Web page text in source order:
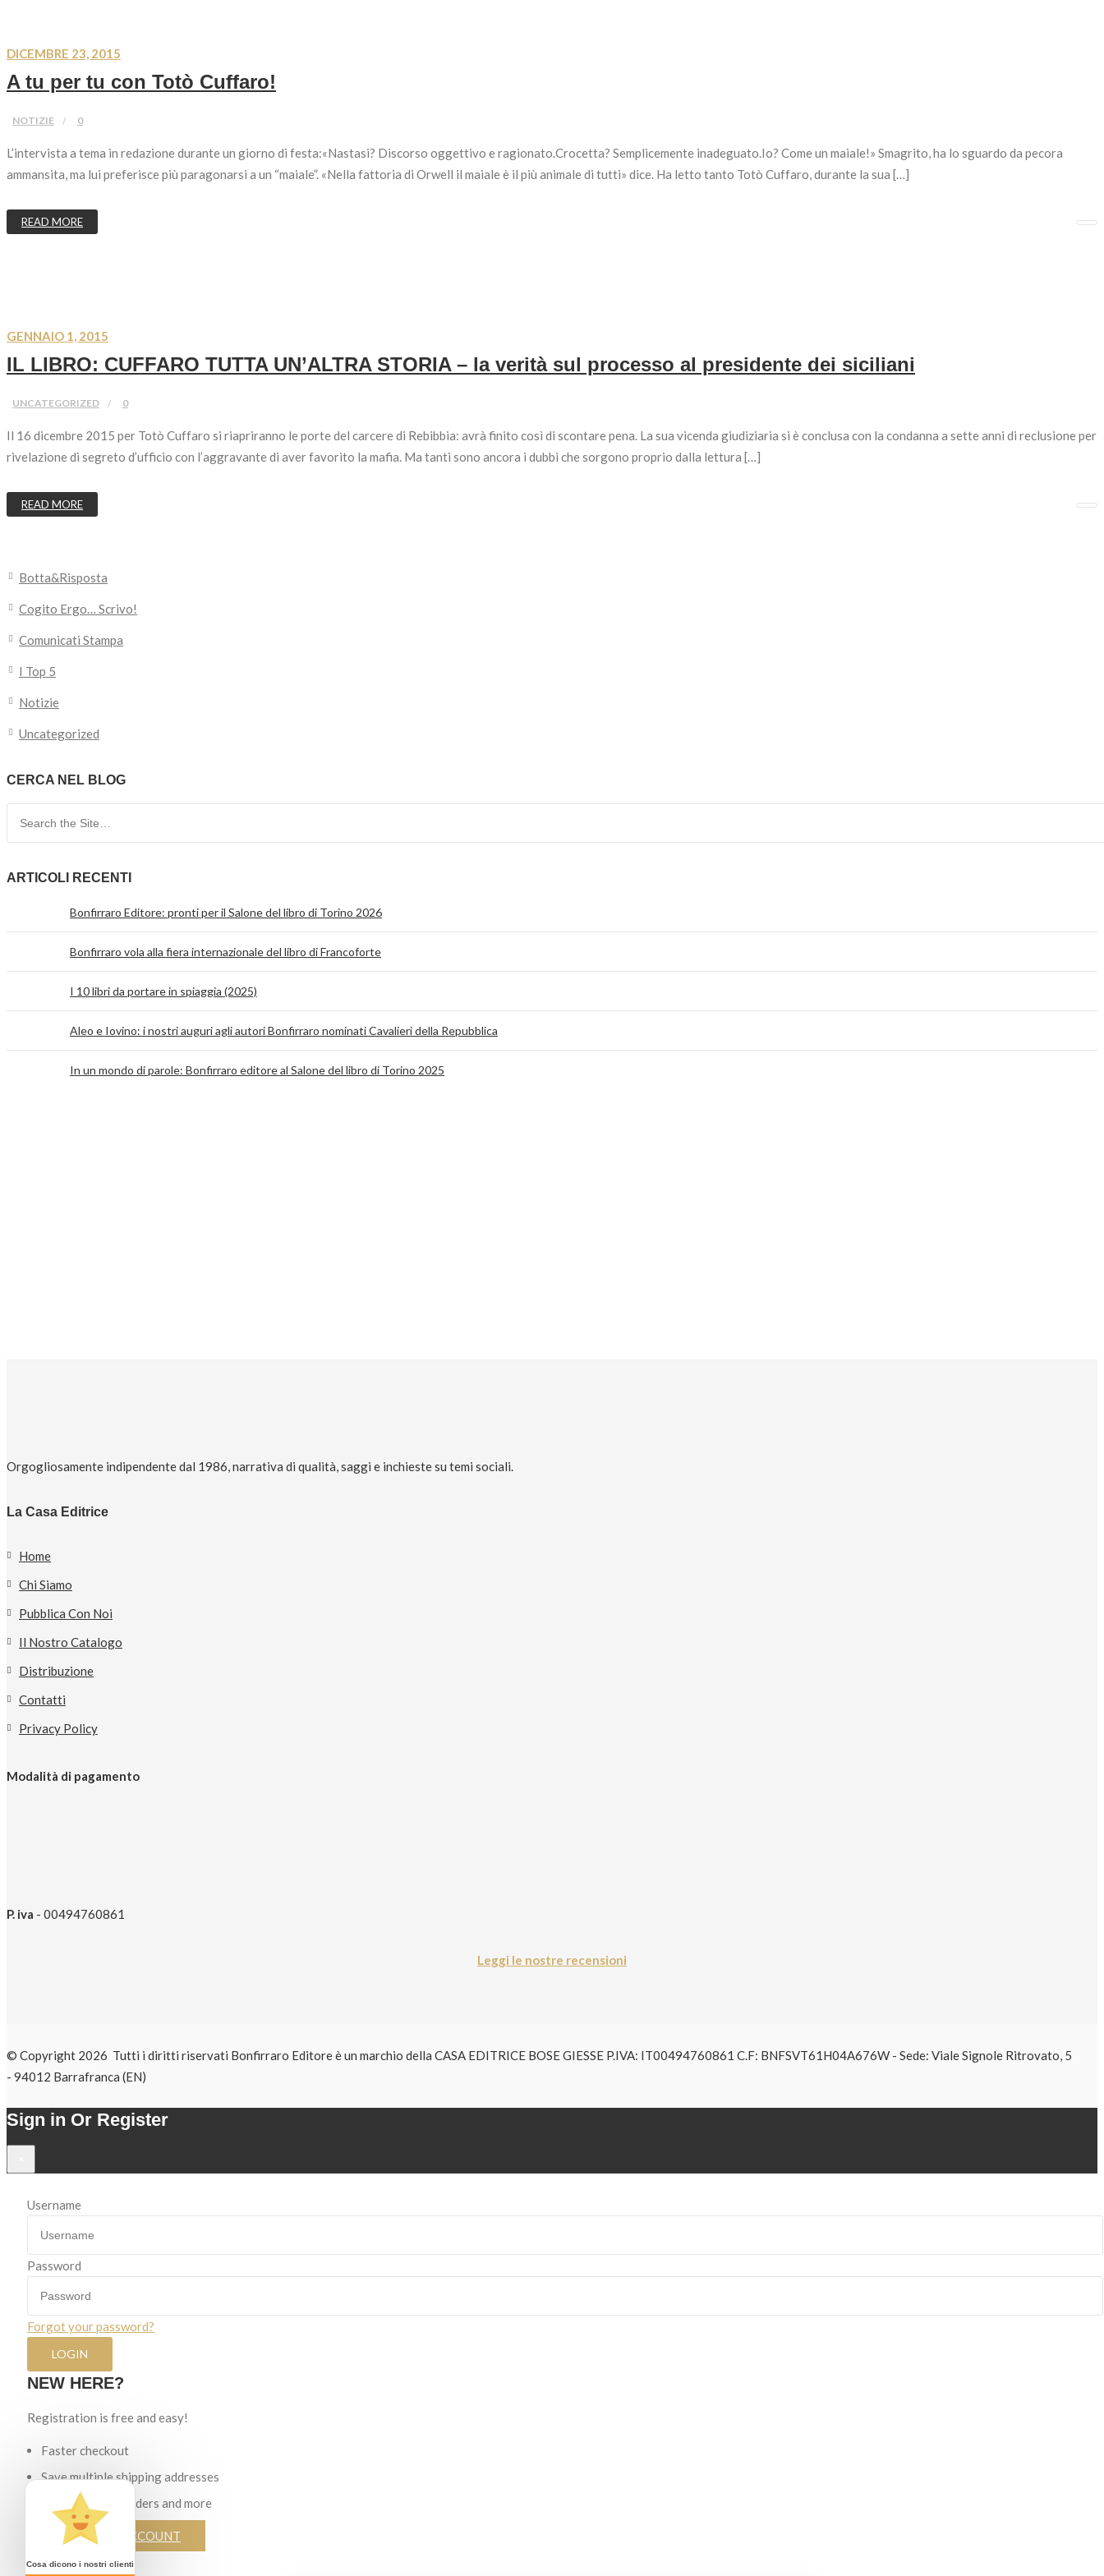
DICEMBRE 23, 2015
A tu per tu con Totò Cuffaro!
NOTIZIE 0
L’intervista a tema in redazione durante un giorno di festa:«Nastasi? Discorso oggettivo e ragionato.Crocetta? Semplicemente inadeguato.Io? Come un maiale!» Smagrito, ha lo sguardo da pecora
ammansita, ma lui preferisce più paragonarsi a un “maiale”. «Nella fattoria di Orwell il maiale è il più animale di tutti» dice. Ha letto tanto Totò Cuffaro, durante la sua […]
READ MORE
GENNAIO 1, 2015
IL LIBRO: CUFFARO TUTTA UN’ALTRA STORIA – la verità sul processo al presidente dei siciliani
UNCATEGORIZED 0
Il 16 dicembre 2015 per Totò Cuffaro si riapriranno le porte del carcere di Rebibbia: avrà finito così di scontare pena. La sua vicenda giudiziaria si è conclusa con la condanna a sette anni di reclusione per
rivelazione di segreto d’ufficio con l’aggravante di aver favorito la mafia. Ma tanti sono ancora i dubbi che sorgono proprio dalla lettura […]
READ MORE
Botta&Risposta
Cogito Ergo… Scrivo!
Comunicati Stampa
I Top 5
Notizie
Uncategorized
CERCA NEL BLOG
ARTICOLI RECENTI
Bonfirraro Editore: pronti per il Salone del libro di Torino 2026
Bonfirraro vola alla fiera internazionale del libro di Francoforte
I 10 libri da portare in spiaggia (2025)
Aleo e Iovino: i nostri auguri agli autori Bonfirraro nominati Cavalieri della Repubblica
In un mondo di parole: Bonfirraro editore al Salone del libro di Torino 2025
Orgogliosamente indipendente dal 1986, narrativa di qualità, saggi e inchieste su temi sociali.
La Casa Editrice
Home
Chi Siamo
Pubblica Con Noi
Il Nostro Catalogo
Distribuzione
Contatti
Privacy Policy
Modalità di pagamento
P. iva - 00494760861
Leggi le nostre recensioni
© Copyright 2026 Tutti i diritti riservati Bonfirraro Editore è un marchio della CASA EDITRICE BOSE GIESSE P.IVA: IT00494760861 C.F: BNFSVT61H04A676W - Sede: Viale Signole Ritrovato, 5
- 94012 Barrafranca (EN)
Sign in Or Register
Username
Password
Forgot your password?
NEW HERE?
Registration is free and easy!
Faster checkout
Save multiple shipping addresses
View and track orders and more
CREATE AN ACCOUNT
Cosa dicono i nostri clienti